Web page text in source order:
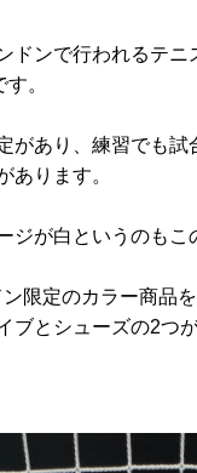
ドンで行われるテ
。
があり、練習でも
あります。
ジが白というのもこ
限定のカラー商品を
ブとシューズの2つ